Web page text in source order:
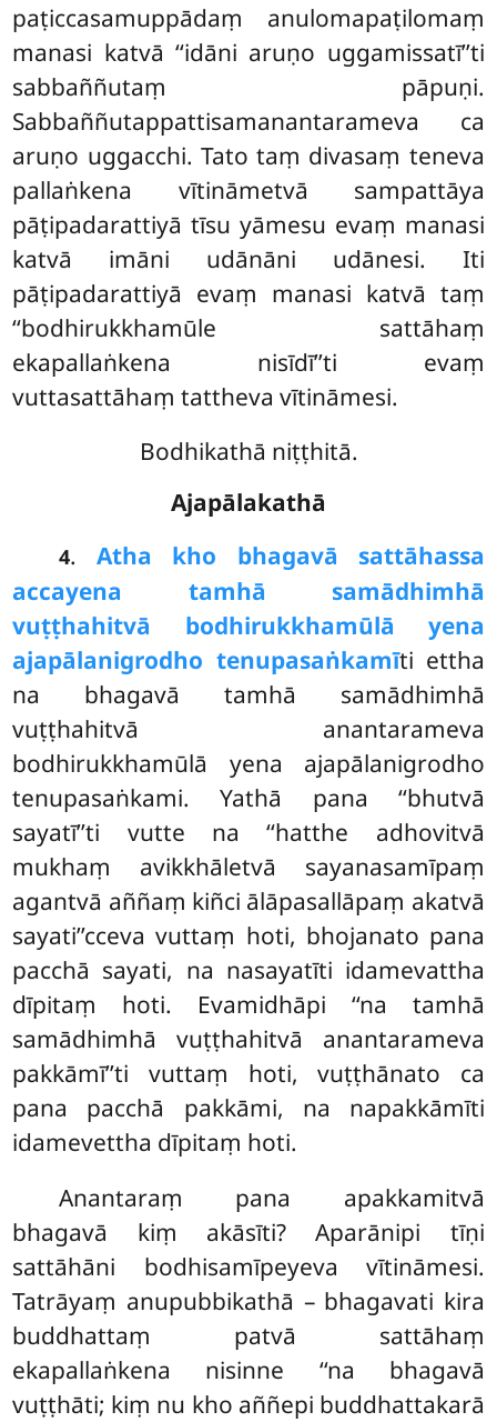
paṭiccasamuppādaṃ anulomapaṭilomaṃ
manasi katvā ‘‘idāni aruṇo uggamissatī’’ti
sabbaññutaṃ pāpuṇi.
Sabbaññutappattisamanantarameva ca
aruṇo uggacchi. Tato taṃ divasaṃ teneva
pallaṅkena vītināmetvā sampattāya
pāṭipadarattiyā tīsu yāmesu evaṃ manasi
katvā imāni udānāni udānesi. Iti
pāṭipadarattiyā evaṃ manasi katvā taṃ
‘‘bodhirukkhamūle sattāhaṃ
ekapallaṅkena nisīdī’’ti evaṃ
vuttasattāhaṃ tattheva vītināmesi.
Bodhikathā niṭṭhitā.
Ajapālakathā
4.Atha
kho bhagavā sattāhassa
accayena tamhā samādhimhā
vuṭṭhahitvā bodhirukkhamūlā yena
ajapālanigrodho tenupasaṅkamīti ettha
na bhagavā tamhā samādhimhā
vuṭṭhahitvā anantarameva
bodhirukkhamūlā yena ajapālanigrodho
tenupasaṅkami. Yathā pana ‘‘bhutvā
sayatī’’ti vutte na ‘‘hatthe adhovitvā
mukhaṃ avikkhāletvā sayanasamīpaṃ
agantvā aññaṃ kiñci ālāpasallāpaṃ akatvā
sayati’’cceva vuttaṃ hoti, bhojanato pana
pacchā sayati, na nasayatīti idamevattha
dīpitaṃ hoti. Evamidhāpi ‘‘na tamhā
samādhimhā vuṭṭhahitvā anantarameva
pakkāmī’’ti vuttaṃ hoti, vuṭṭhānato ca
pana pacchā pakkāmi, na napakkāmīti
idamevettha dīpitaṃ hoti.
Anantaraṃ pana apakkamitvā
bhagavā kiṃ akāsīti? Aparānipi tīṇi
sattāhāni bodhisamīpeyeva vītināmesi.
Tatrāyaṃ anupubbikathā – bhagavati kira
buddhattaṃ patvā sattāhaṃ
ekapallaṅkena nisinne ‘‘na bhagavā
vuṭṭhāti; kiṃ nu kho aññepi buddhattakarā